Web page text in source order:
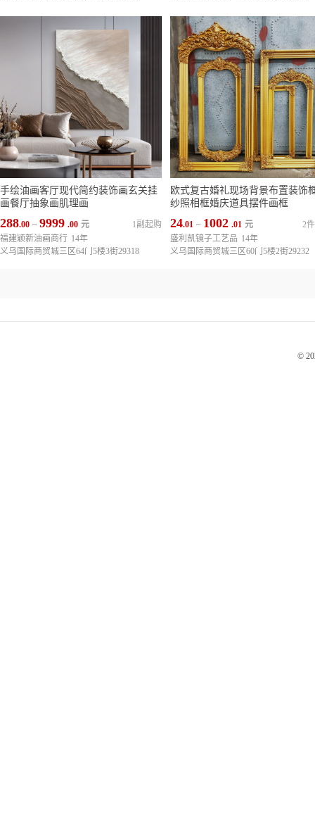
手绘油画客厅现代简约装饰画玄关挂
画餐厅抽象画肌理画
288.00 ~ 9999 .00 元
1副起购
福建颖新油画商行 14年
义乌国际商贸城三区64门5楼3街29318
欧式复古婚礼现场背景布置装饰
纱照相框婚庆道具摆件画框
24.01 ~ 1002 .01 元
2
盛利凯镜子工艺品 14年
义乌国际商贸城三区60门5楼2街29232
©